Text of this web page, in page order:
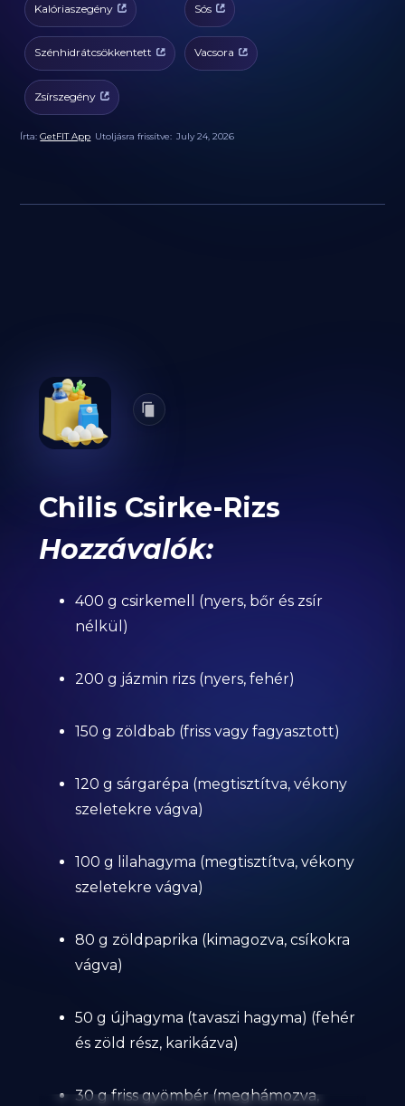
Kalóriaszegény Sós
Szénhidrátcsökkentett Vacsora
Zsírszegény
Írta:GetFIT App Utoljásra frissítve: July 24, 2026
Chilis Csirke-Rizs
Hozzávalók:
400 g csirkemell (nyers, bőr és zsír
nélkül)
200 g jázmin rizs (nyers, fehér)
150 g zöldbab (friss vagy fagyasztott)
120 g sárgarépa (megtisztítva, vékony
szeletekre vágva)
100 g lilahagyma (megtisztítva, vékony
szeletekre vágva)
80 g zöldpaprika (kimagozva, csíkokra
vágva)
50 g újhagyma (tavaszi hagyma) (fehér
és zöld rész, karikázva)
30 g friss gyömbér (meghámozva,